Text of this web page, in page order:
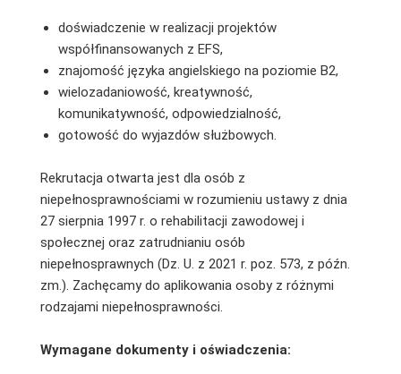
doświadczenie w realizacji projektów
współfinansowanych z EFS,
znajomość języka angielskiego na poziomie B2,
wielozadaniowość, kreatywność,
komunikatywność, odpowiedzialność,
gotowość do wyjazdów służbowych.
Rekrutacja otwarta jest dla osób z
niepełnosprawnościami w rozumieniu ustawy z dnia
27 sierpnia 1997 r. o rehabilitacji zawodowej i
społecznej oraz zatrudnianiu osób
niepełnosprawnych (Dz. U. z 2021 r. poz. 573, z późn.
zm.). Zachęcamy do aplikowania osoby z różnymi
rodzajami niepełnosprawności.
Wymagane dokumenty i oświadczenia: